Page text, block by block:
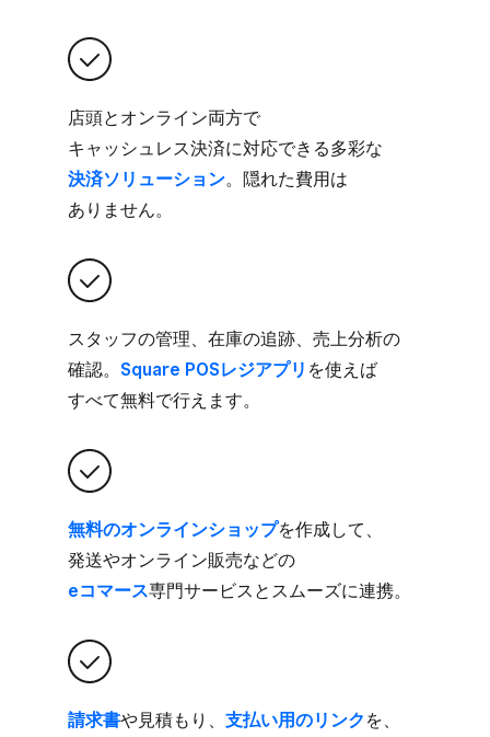
店頭と​オンライン両方で​
キャッシュレス決済に​対応できる​多彩な
決済ソリューション。​隠れた​費用は​
ありません。
スタッフの​管理、​在庫の​追跡、​売上分析の​
確認。 ​Square POSレジアプリ を​使えば​
すべて​無料で​行えます。
無料の​オンラインショップを​作成して、​
発送や​オンライン販売などの
eコマース専門サービスと​スムーズに​連携。
請求書や​見積もり、 ​支払い用の​リンク を、​